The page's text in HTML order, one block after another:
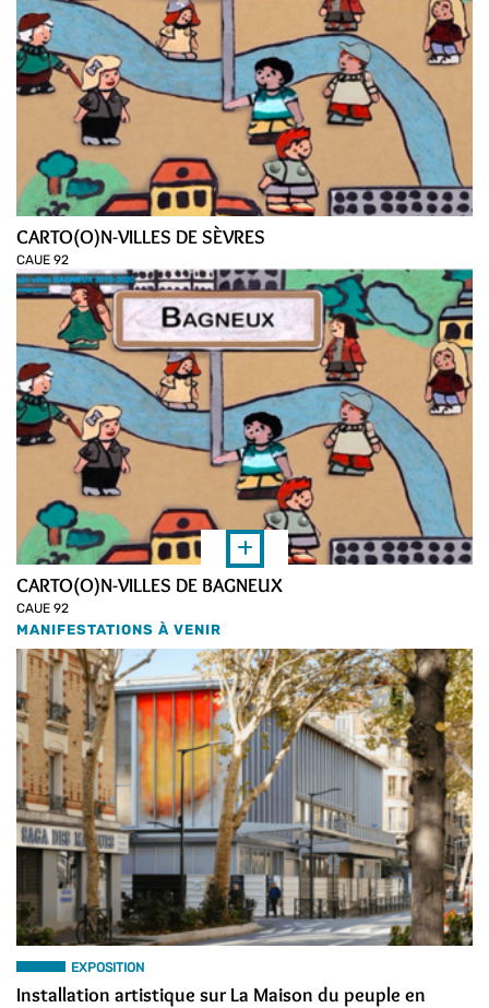
CARTO(O)N-VILLES DE SÈVRES
CAUE 92
CARTO(O)N-VILLES DE BAGNEUX
CAUE 92
MANIFESTATIONS À VENIR
EXPOSITION
Installation artistique sur La Maison du peuple en